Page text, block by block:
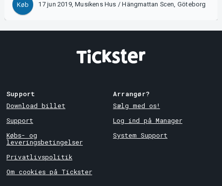
Køb 17 jun 2019, Musikens Hus / Hängmattan Scen, Göteborg
Support
Download billet
Support
Købs- og
leveringsbetingelser
Privatlivspolitik
Om cookies på Tickster
Arrangør?
Sælg med os!
Log ind på Manager
System Support